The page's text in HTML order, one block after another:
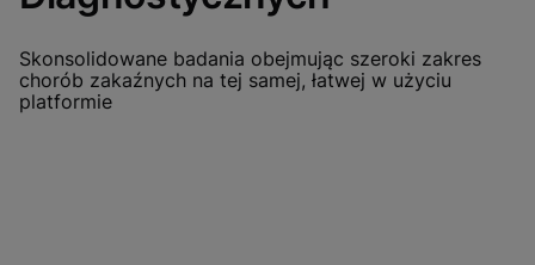
Skonsolidowane badania obejmując szeroki zakres
chorób zakaźnych na tej samej, łatwej w użyciu
platformie